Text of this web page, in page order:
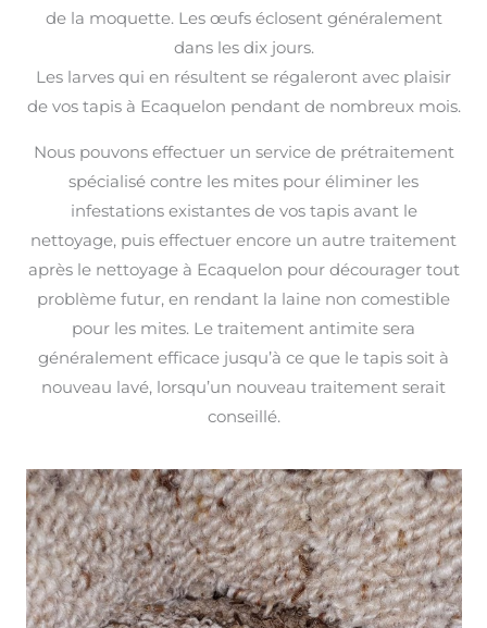
de la moquette. Les œufs éclosent généralement
dans les dix jours.
Les larves qui en résultent se régaleront avec plaisir
de vos tapis à Ecaquelon pendant de nombreux mois.
Nous pouvons effectuer un service de prétraitement
spécialisé contre les mites pour éliminer les
infestations existantes de vos tapis avant le
nettoyage, puis effectuer encore un autre traitement
après le nettoyage à Ecaquelon pour décourager tout
problème futur, en rendant la laine non comestible
pour les mites. Le traitement antimite sera
généralement efficace jusqu’à ce que le tapis soit à
nouveau lavé, lorsqu’un nouveau traitement serait
conseillé.